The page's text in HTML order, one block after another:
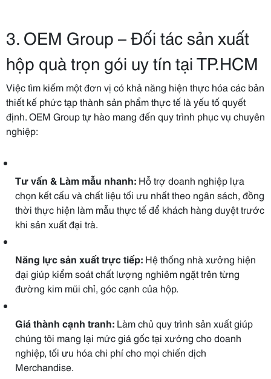
3. OEM Group – Đối tác sản xuất
hộp quà trọn gói uy tín tại TP.HCM
Việc tìm kiếm một đơn vị có khả năng hiện thực hóa các bản
thiết kế phức tạp thành sản phẩm thực tế là yếu tố quyết
định. OEM Group tự hào mang đến quy trình phục vụ chuyên
nghiệp:
Tư vấn & Làm mẫu nhanh: Hỗ trợ doanh nghiệp lựa
chọn kết cấu và chất liệu tối ưu nhất theo ngân sách, đồng
thời thực hiện làm mẫu thực tế để khách hàng duyệt trước
khi sản xuất đại trà.
Năng lực sản xuất trực tiếp: Hệ thống nhà xưởng hiện
đại giúp kiểm soát chất lượng nghiêm ngặt trên từng
đường kim mũi chỉ, góc cạnh của hộp.
Giá thành cạnh tranh: Làm chủ quy trình sản xuất giúp
chúng tôi mang lại mức giá gốc tại xưởng cho doanh
nghiệp, tối ưu hóa chi phí cho mọi chiến dịch
Merchandise.